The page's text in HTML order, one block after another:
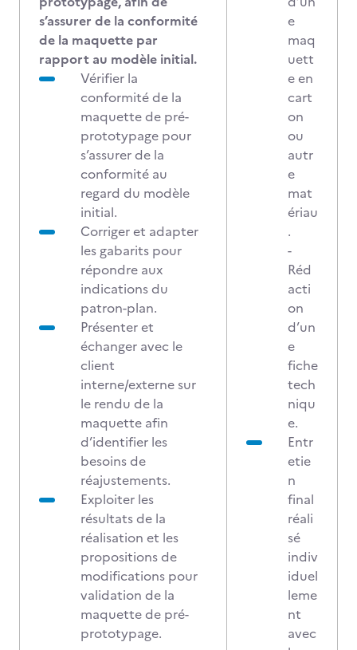
s’assurer de la conformité
de la maquette par
rapport au modèle initial.
Vérifier la
conformité de la
maquette de pré-
prototypage pour
s’assurer de la
conformité au
regard du modèle
initial.
Corriger et adapter
les gabarits pour
répondre aux
indications du
patron-plan.
Présenter et
échanger avec le
client
interne/externe sur
le rendu de la
maquette afin
d’identifier les
besoins de
réajustements.
Exploiter les
résultats de la
réalisation et les
propositions de
modifications pour
validation de la
maquette de pré-
prototypage.
e
maq
uett
e en
cart
on
ou
autr
e
mat
ériau
.
-
Réd
acti
on
d’un
e
fiche
tech
niqu
e.
Entr
etie
n
final
réali
sé
indiv
iduel
leme
nt
avec